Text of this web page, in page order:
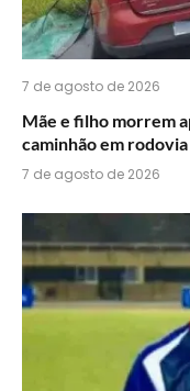
7 de agosto de 2026
Mãe e filho morrem
caminhão em rodovia
7 de agosto de 2026